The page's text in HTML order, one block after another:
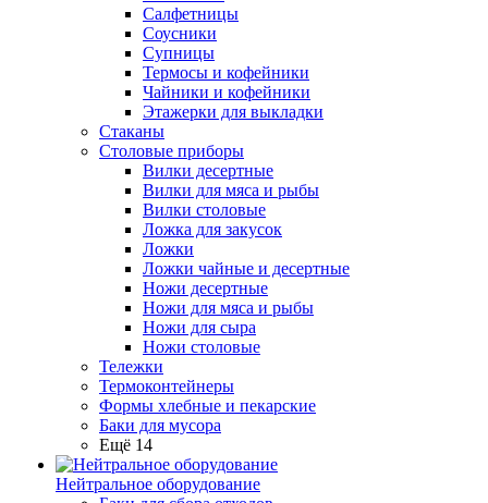
Салфетницы
Соусники
Супницы
Термосы и кофейники
Чайники и кофейники
Этажерки для выкладки
Стаканы
Столовые приборы
Вилки десертные
Вилки для мяса и рыбы
Вилки столовые
Ложка для закусок
Ложки
Ложки чайные и десертные
Ножи десертные
Ножи для мяса и рыбы
Ножи для сыра
Ножи столовые
Тележки
Термоконтейнеры
Формы хлебные и пекарские
Баки для мусора
Ещё 14
Нейтральное оборудование